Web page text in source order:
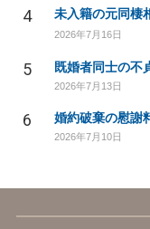
4
2026年7月16日
5 既婚者同士の不
2026年7月13日
6 婚約破棄の慰謝
2026年7月10日